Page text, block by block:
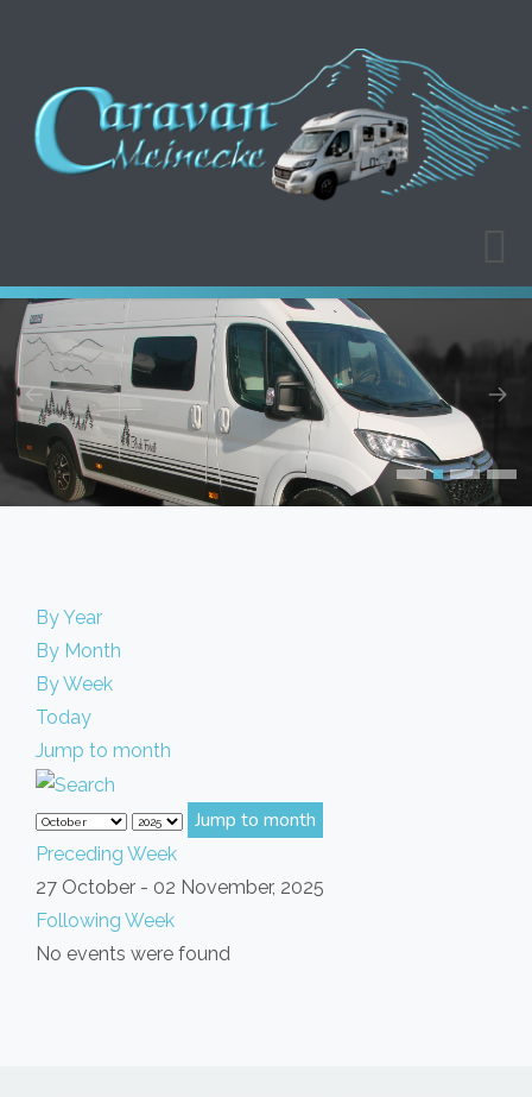
By Year
By Month
By Week
Today
Jump to month
Jump to month
Preceding Week
27 October - 02 November, 2025
Following Week
No events were found